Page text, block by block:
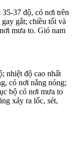
37 độ, có nơi trên
gắt; chiều tối và
mưa to. Gió nam
nhiệt độ cao nhất
có nơi nắng nóng;
bộ có nơi mưa to
xảy ra lốc, sét,